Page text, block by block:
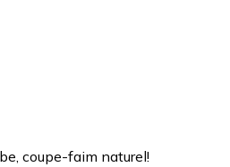
coupe-faim naturel!